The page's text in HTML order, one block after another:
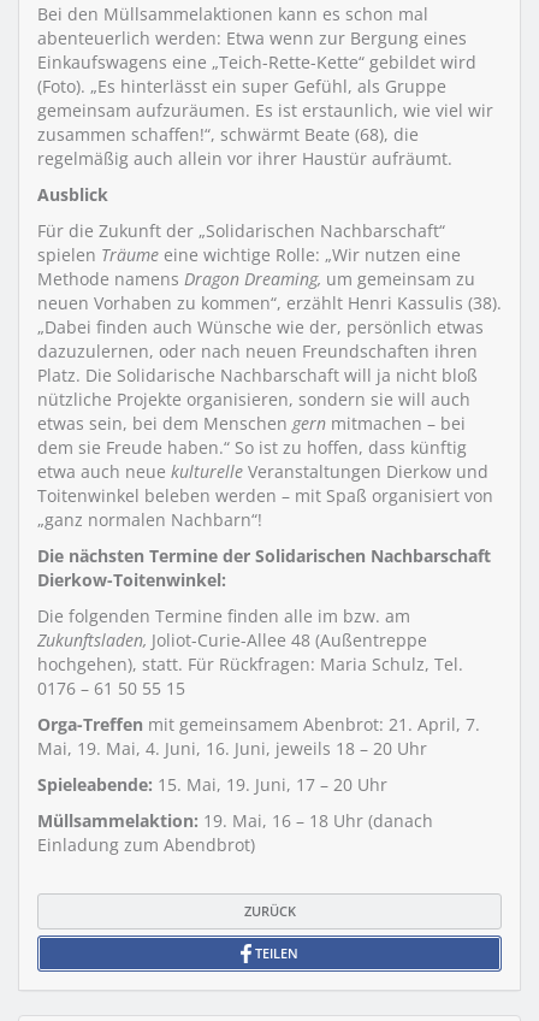
Bei den Müllsammelaktionen kann es schon mal
abenteuerlich werden: Etwa wenn zur Bergung eines
Einkaufswagens eine „Teich-Rette-Kette“ gebildet wird
(Foto). „Es hinterlässt ein super Gefühl, als Gruppe
gemeinsam aufzuräumen. Es ist erstaunlich, wie viel wir
zusammen schaffen!“, schwärmt Beate (68), die
regelmäßig auch allein vor ihrer Haustür aufräumt.
Ausblick
Für die Zukunft der „Solidarischen Nachbarschaft“
spielen Träume eine wichtige Rolle: „Wir nutzen eine
Methode namens Dragon Dreaming, um gemeinsam zu
neuen Vorhaben zu kommen“, erzählt Henri Kassulis (38).
„Dabei finden auch Wünsche wie der, persönlich etwas
dazuzulernen, oder nach neuen Freundschaften ihren
Platz. Die Solidarische Nachbarschaft will ja nicht bloß
nützliche Projekte organisieren, sondern sie will auch
etwas sein, bei dem Menschen gern mitmachen – bei
dem sie Freude haben.“ So ist zu hoffen, dass künftig
etwa auch neue kulturelle Veranstaltungen Dierkow und
Toitenwinkel beleben werden – mit Spaß organisiert von
„ganz normalen Nachbarn“!
Die nächsten Termine der Solidarischen Nachbarschaft
Dierkow-Toitenwinkel:
Die folgenden Termine finden alle im bzw. am
Zukunftsladen, Joliot-Curie-Allee 48 (Außentreppe
hochgehen), statt. Für Rückfragen: Maria Schulz, Tel.
0176 – 61 50 55 15
Orga-Treffen mit gemeinsamem Abenbrot: 21. April, 7.
Mai, 19. Mai, 4. Juni, 16. Juni, jeweils 18 – 20 Uhr
Spieleabende: 15. Mai, 19. Juni, 17 – 20 Uhr
Müllsammelaktion: 19. Mai, 16 – 18 Uhr (danach
Einladung zum Abendbrot)
ZURÜCK
TEILEN